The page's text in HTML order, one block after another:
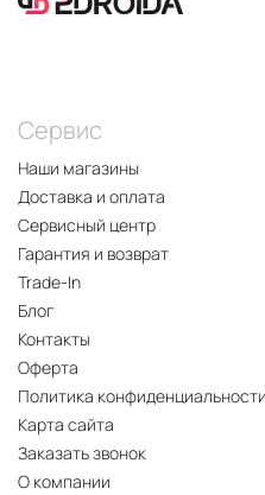
Сервис
Наши магазины
Доставка и оплата
Сервисный центр
Гарантия и возврат
Trade-In
Блог
Контакты
Оферта
Политика конфиденциальности
Карта сайта
Заказать звонок
О компании